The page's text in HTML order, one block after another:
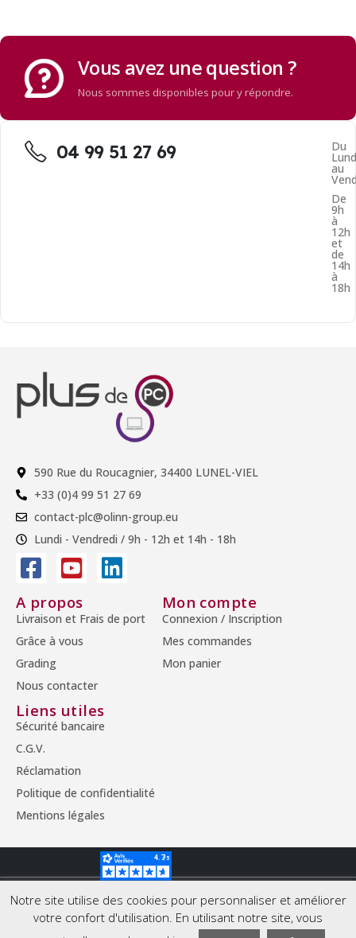
Vous avez une question ?
Nous sommes disponibles pour y répondre.
04 99 51 27 69 Du
au
De
9h
à
12h
et
de
14h
à
18h
590 Rue du Roucagnier, 34400 LUNEL-VIEL
+33 (0)4 99 51 27 69
contact-plc@olinn-group.eu
Lundi - Vendredi / 9h - 12h et 14h - 18h
A propos
Livraison et Frais de port
Grâce à vous
Grading
Nous contacter
Mon compte
Connexion / Inscription
Mes commandes
Mon panier
Liens utiles
Sécurité bancaire
C.G.V.
Réclamation
Politique de confidentialité
Mentions légales
© Copyright 2026 - Tous droits réservés.
Notre site utilise des cookies pour personnaliser et améliorer
votre confort d'utilisation. En utilisant notre site, vous